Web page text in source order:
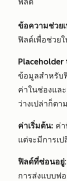
ข้อความช่วย
ฟิลด์เพื่อช่วย
Placeholder
ข้อมูลสำหรับ
ค่าในช่องแล
ว่างเปล่าก็ตาม
ค่าเริ่มต้น: ค่
แต่จะมีการเ
ฟิลด์ที่ซ่อนอยู่
การส่งแบบฟ